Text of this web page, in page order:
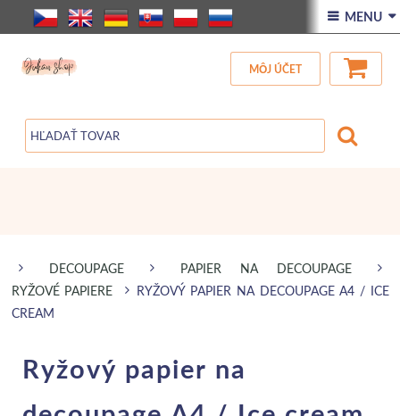
ÚVOD
VŠETOK TOVAR
ZĽAVA BLOG
 MENU 
MÔJ ÚČET
DECOUPAGE
PAPIER NA DECOUPAGE
RYŽOVÉ PAPIERE
RYŽOVÝ PAPIER NA DECOUPAGE A4 / ICE
CREAM
Ryžový papier na